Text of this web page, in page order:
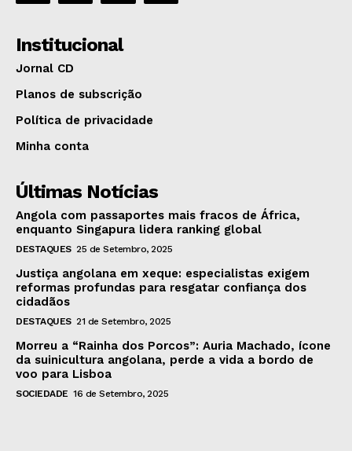
Institucional
Jornal CD
Planos de subscrição
Política de privacidade
Minha conta
Últimas Notícias
Angola com passaportes mais fracos de África,
enquanto Singapura lidera ranking global
DESTAQUES 25 de Setembro, 2025
Justiça angolana em xeque: especialistas exigem
reformas profundas para resgatar confiança dos
cidadãos
DESTAQUES 21 de Setembro, 2025
Morreu a “Rainha dos Porcos”: Auria Machado, ícone
da suinicultura angolana, perde a vida a bordo de
voo para Lisboa
SOCIEDADE 16 de Setembro, 2025